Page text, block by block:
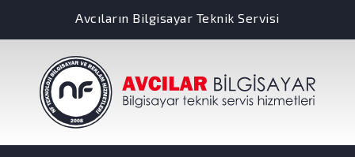
Avcıların Bilgisayar Teknik Servisi